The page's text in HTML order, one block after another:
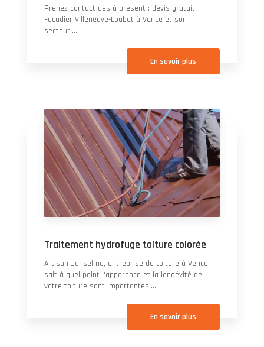
Prenez contact dès à présent : devis gratuit
Facadier Villeneuve-Loubet à Vence et son
secteur....
En savoir plus
Traitement hydrofuge toiture colorée
Artisan Janselme, entreprise de toiture à Vence,
sait à quel point l'apparence et la longévité de
votre toiture sont importantes....
En savoir plus